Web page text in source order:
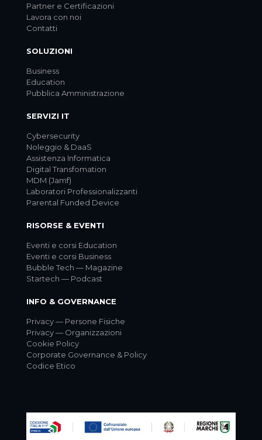
Partner e Certificazioni
Lavora con noi
Contatti
SOLUZIONI
Business
Education
Pubblica Amministrazione
SERVIZI IT
Cybersecurity
Noleggio & DaaS
Assistenza Informatica
Digital Transfomation
MDM (Jamf)
Laboratori Professionalizzanti
Parental Funded Device
RISORSE & EVENTI
Eventi e corsi Education
Eventi e corsi Business
Bubble Tech — Magazine
Startech — Podcast
INFO & GOVERNANCE
Privacy — Persone Fisiche
Privacy — Organizzazioni
Cookie Policy
Corporate Governance & Policy
Codice Etico